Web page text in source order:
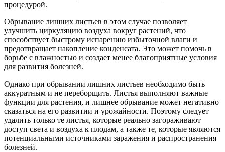
процедурой.
Обрывание лишних листьев в этом случае позволяет
улучшить циркуляцию воздуха вокруг растений, что
способствует быстрому испарению избыточной влаги и
предотвращает накопление конденсата. Это может помочь в
борьбе с влажностью и создает менее благоприятные условия
для развития болезней.
Однако при обрывании лишних листьев необходимо быть
аккуратным и не переборщить. Листья выполняют важные
функции для растения, и лишнее обрывание может негативно
сказаться на его развитии и урожайности. Поэтому следует
удалить только те листья, которые реально загораживают
доступ света и воздуха к плодам, а также те, которые являются
потенциальными источниками заражения и распространения
болезней.